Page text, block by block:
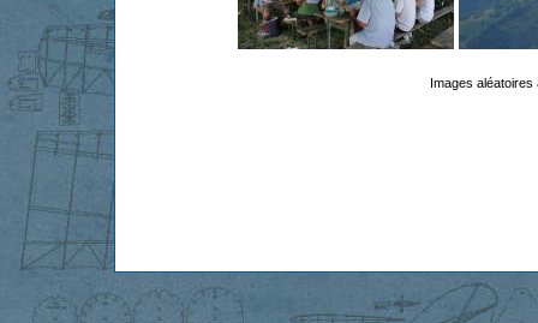
Images aléatoires